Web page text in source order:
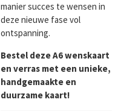
manier succes te wensen in
deze nieuwe fase vol
ontspanning.
Bestel deze A6 wenskaart
en verras met een unieke,
handgemaakte en
duurzame kaart!